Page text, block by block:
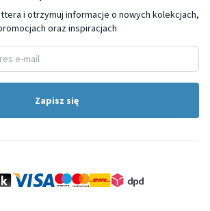
i otrzymuj informacje o nowych kolekcjach,
oraz inspiracjach
Zapisz się